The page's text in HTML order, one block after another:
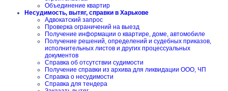
Объединение квартир
Несудимость, вытяг, справки в Харькове
Адвокатский запрос
Проверка ограничений на выезд
Получение информации о квартире, доме, автомобиле
Получение решений, определений и судебных приказов,
исполнительных листов и других процессуальных
документов
Справка об отсутствии судимости
Получение справки из архива для ликвидации ООО, ЧП
Справка о несудимости
Справка для тендера